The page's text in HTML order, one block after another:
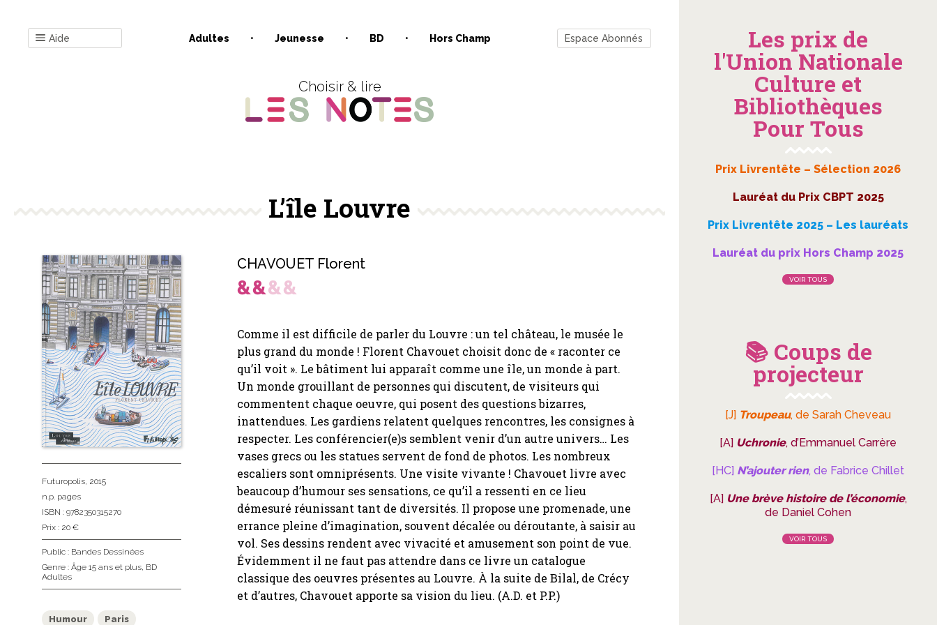
Aide Adultes Jeunesse BD Hors Champ Espace Abonnés
Choisir & lire
L’île Louvre
CHAVOUET Florent
Comme il est difficile de parler du Louvre : un tel château, le musée le
plus grand du monde ! Florent Chavouet choisit donc de « raconter ce
qu’il voit ». Le bâtiment lui apparaît comme une île, un monde à part.
Un monde grouillant de personnes qui discutent, de visiteurs qui
commentent chaque oeuvre, qui posent des questions bizarres,
inattendues. Les gardiens relatent quelques rencontres, les consignes à
respecter. Les conférencier(e)s semblent venir d’un autre univers… Les
vases grecs ou les statues servent de fond de photos. Les nombreux
escaliers sont omniprésents. Une visite vivante ! Chavouet livre avec
beaucoup d’humour ses sensations, ce qu’il a ressenti en ce lieu
démesuré réunissant tant de diversités. Il propose une promenade, une
errance pleine d’imagination, souvent décalée ou déroutante, à saisir au
vol. Ses dessins rendent avec vivacité et amusement son point de vue.
Évidemment il ne faut pas attendre dans ce livre un catalogue
classique des oeuvres présentes au Louvre. À la suite de Bilal, de Crécy
et d’autres, Chavouet apporte sa vision du lieu. (A.D. et P.P.)
Futuropolis, 2015
n.p. pages
ISBN : 9782350315270
Prix : 20 €
Public : Bandes Dessinées
Genre : Âge 15 ans et plus, BD
Adultes
Humour
Paris
Les prix de
l'Union Nationale
Culture et
Bibliothèques
Pour Tous
Prix Livrentête – Sélection 2026
Lauréat du Prix CBPT 2025
Prix Livrentête 2025 – Les lauréats
Lauréat du prix Hors Champ 2025
VOIR TOUS
📚 Coups de
projecteur
[J] Troupeau, de Sarah Cheveau
[A] Uchronie, d’Emmanuel Carrère
[HC] N’ajouter rien, de Fabrice Chillet
[A] Une brève histoire de l’économie,
de Daniel Cohen
VOIR TOUS